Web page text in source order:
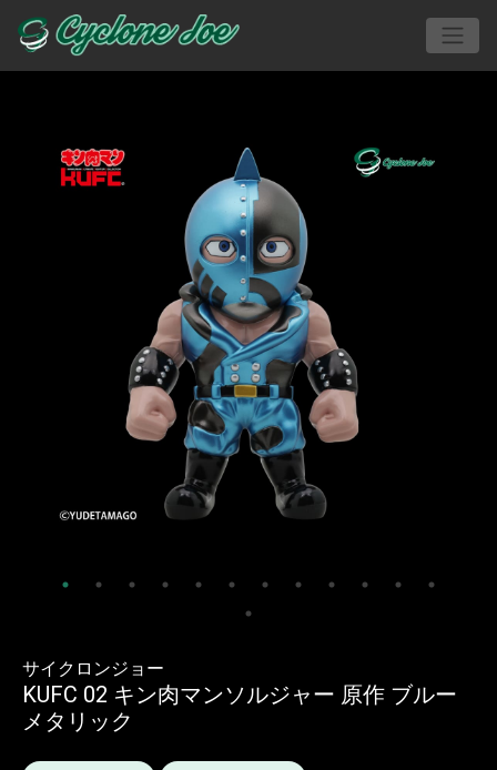
サイクロンジョー
KUFC 02 キン肉マンソルジャー 原作 ブルー
メタリック